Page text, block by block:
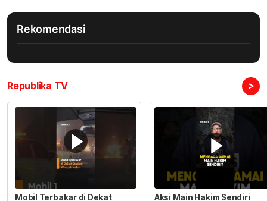
Rekomendasi
Republika TV >
Mobil Terbakar di Dekat
Aksi Main Hakim Sendiri